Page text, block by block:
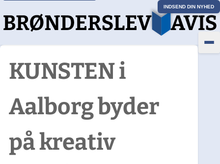
INDSEND DIN NYHED
KUNSTEN i
Aalborg byder
på kreativ